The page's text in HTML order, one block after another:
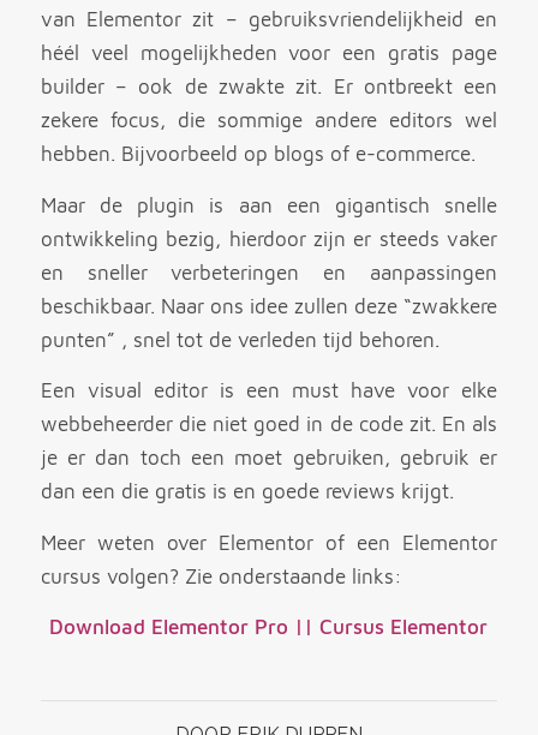
van Elementor zit – gebruiksvriendelijkheid en
héél veel mogelijkheden voor een gratis page
builder – ook de zwakte zit. Er ontbreekt een
zekere focus, die sommige andere editors wel
hebben. Bijvoorbeeld op blogs of e-commerce.
Maar de plugin is aan een gigantisch snelle
ontwikkeling bezig, hierdoor zijn er steeds vaker
en sneller verbeteringen en aanpassingen
beschikbaar. Naar ons idee zullen deze “zwakkere
punten” , snel tot de verleden tijd behoren.
Een visual editor is een must have voor elke
webbeheerder die niet goed in de code zit. En als
je er dan toch een moet gebruiken, gebruik er
dan een die gratis is en goede reviews krijgt.
Meer weten over Elementor of een Elementor
cursus volgen? Zie onderstaande links:
Download Elementor Pro ||Cursus Elementor